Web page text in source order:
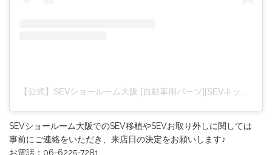
SEVショールーム大阪でのSEV移植やSEVお取り外しに関しては
事前にご連絡をいただき、来店日の決定をお願いします♪
お電話：06-6225-7281